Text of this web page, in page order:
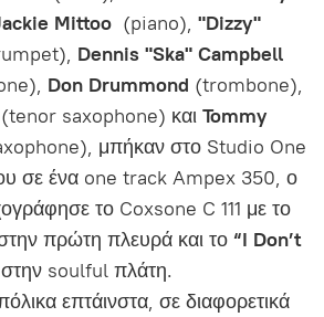
Mittoo (piano), "Dizzy"
Dennis "Ska" Campbell
Don Drummond (trombone),
(tenor saxophone) και Tommy
μπήκαν στο Studio One
σε ένα one track Ampex 350, ο
το Coxsone C 111 με το
πρώτη πλευρά και το “I Don’t
στην soulful πλάτη.
επτάινστα, σε διαφορετικά